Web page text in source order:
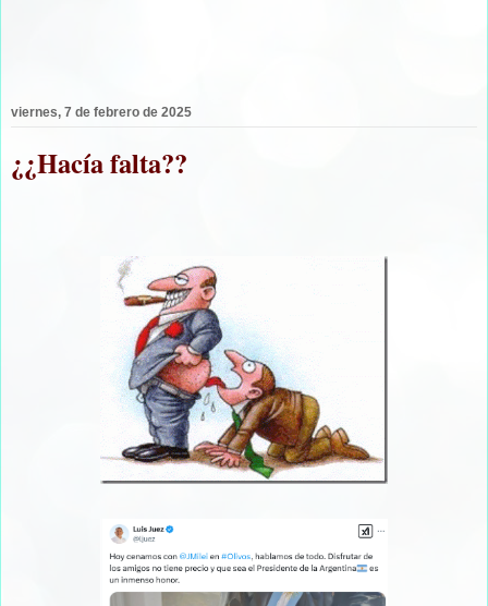
viernes, 7 de febrero de 2025
¿¿Hacía falta??